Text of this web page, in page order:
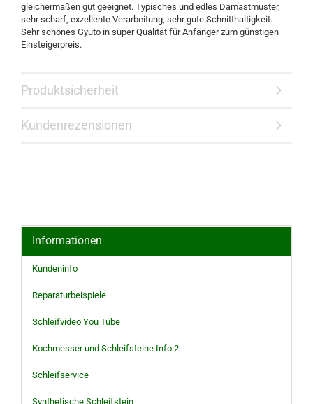
gleichermaßen gut geeignet. Typisches und edles Damastmuster,
sehr scharf, exzellente Verarbeitung, sehr gute Schnitthaltigkeit.
Sehr schönes Gyuto in super Qualität für Anfänger zum günstigen
Einsteigerpreis.
Produktsicherheit
Kundenrezensionen
Informationen
Kundeninfo
Reparaturbeispiele
Schleifvideo You Tube
Kochmesser und Schleifsteine Info 2
Schleifservice
Synthetische Schleifstein